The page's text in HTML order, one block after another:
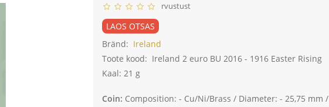
rvustust
LAOS OTSAS
Bränd: Ireland
Toote kood: Ireland 2 euro BU 2016 - 1916 Easter Rising
Kaal: 21 g
Coin: Composition: - Cu/Ni/Brass / Diameter: - 25,75 mm /